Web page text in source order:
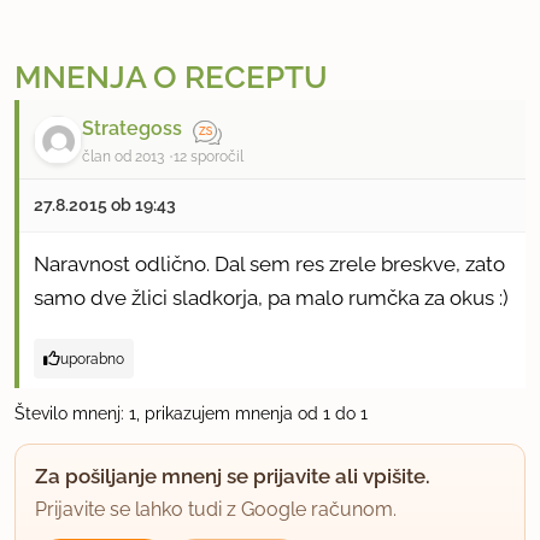
MNENJA O RECEPTU
Strategoss
član od 2013 12 sporočil
27.8.2015 ob 19:43
Naravnost odlično. Dal sem res zrele breskve, zato
samo dve žlici sladkorja, pa malo rumčka za okus :)
uporabno
Število mnenj: 1, prikazujem mnenja od 1 do 1
Za pošiljanje mnenj se prijavite ali vpišite.
Prijavite se lahko tudi z Google računom.